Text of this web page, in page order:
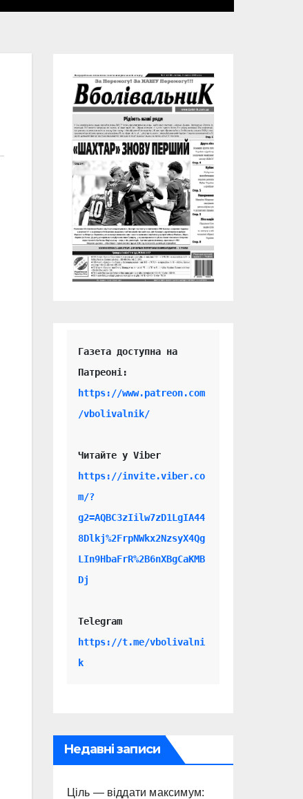
Газета доступна на
https://www.patreon.com
/vbolivalnik/
Читайте у Viber
https://invite.viber.co
m/?
g2=AQBC3zIilw7zD1LgIA44
8Dlkj%2FrpNWkx2NzsyX4Qg
LIn9HbaFrR%2B6nXBgCaKMB
Dj
Telegram
https://t.me/vbolivalni
k
Недавні записи
Ціль — віддати максимум: